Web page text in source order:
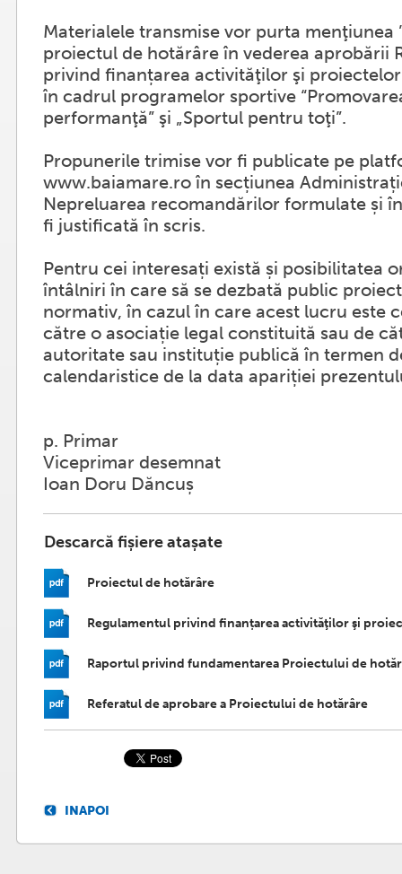
Materialele transmise vor purta menţiunea
proiectul de hotărâre în vederea aprobării
privind finanțarea activităţilor şi
în cadrul programelor sportive
performanţă” şi „Sportul pentru toţi”.
Propunerile trimise vor fi publicate pe
www.baiamare.ro în secțiunea
Nepreluarea recomandărilor formulate și
fi justificată în scris.
Pentru cei interesați există și posibilitatea
întâlniri în care să se dezbată public
normativ, în cazul în care acest lucru este
către o asociație legal constituită sau de
autoritate sau instituție publică în termen
calendaristice de la data apariției
p. Primar
Viceprimar desemnat
Ioan Doru Dăncuș
Descarcă fișiere atașate
Proiectul de hotărâre
Regulamentul privind finanțarea activităţilor şi
Raportul privind fundamentarea Proiectului de
Referatul de aprobare a Proiectului de hotărâre
INAPOI